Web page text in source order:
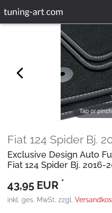
Tap or
Fiat 124 Spider Bj.
Exclusive Design Auto
Fiat 124 Spider Bj. 2016-
43,95 EUR *
inkl. ges. MwSt. zzgl.